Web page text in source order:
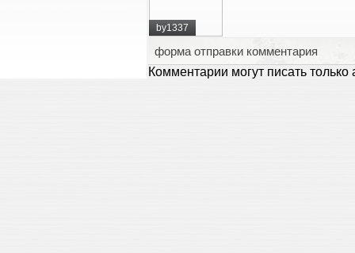
by1337
форма отправки комментария
Комментарии могут писать